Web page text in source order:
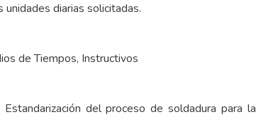
diarias solicitadas.
de Tiempos, Instructivos
del proceso de soldadura para la